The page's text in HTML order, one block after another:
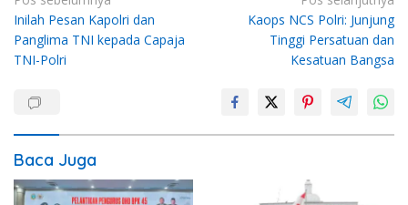
pos
Inilah Pesan Kapolri dan
Panglima TNI kepada Capaja
TNI-Polri
Kaops NCS Polri: Junjung
Tinggi Persatuan dan
Kesatuan Bangsa
Baca Juga